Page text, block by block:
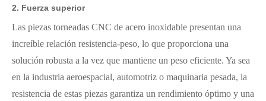
2. Fuerza superior
Las piezas torneadas CNC de acero inoxidable presentan una
increíble relación resistencia-peso, lo que proporciona una
solución robusta a la vez que mantiene un peso eficiente. Ya sea
en la industria aeroespacial, automotriz o maquinaria pesada, la
resistencia de estas piezas garantiza un rendimiento óptimo y una